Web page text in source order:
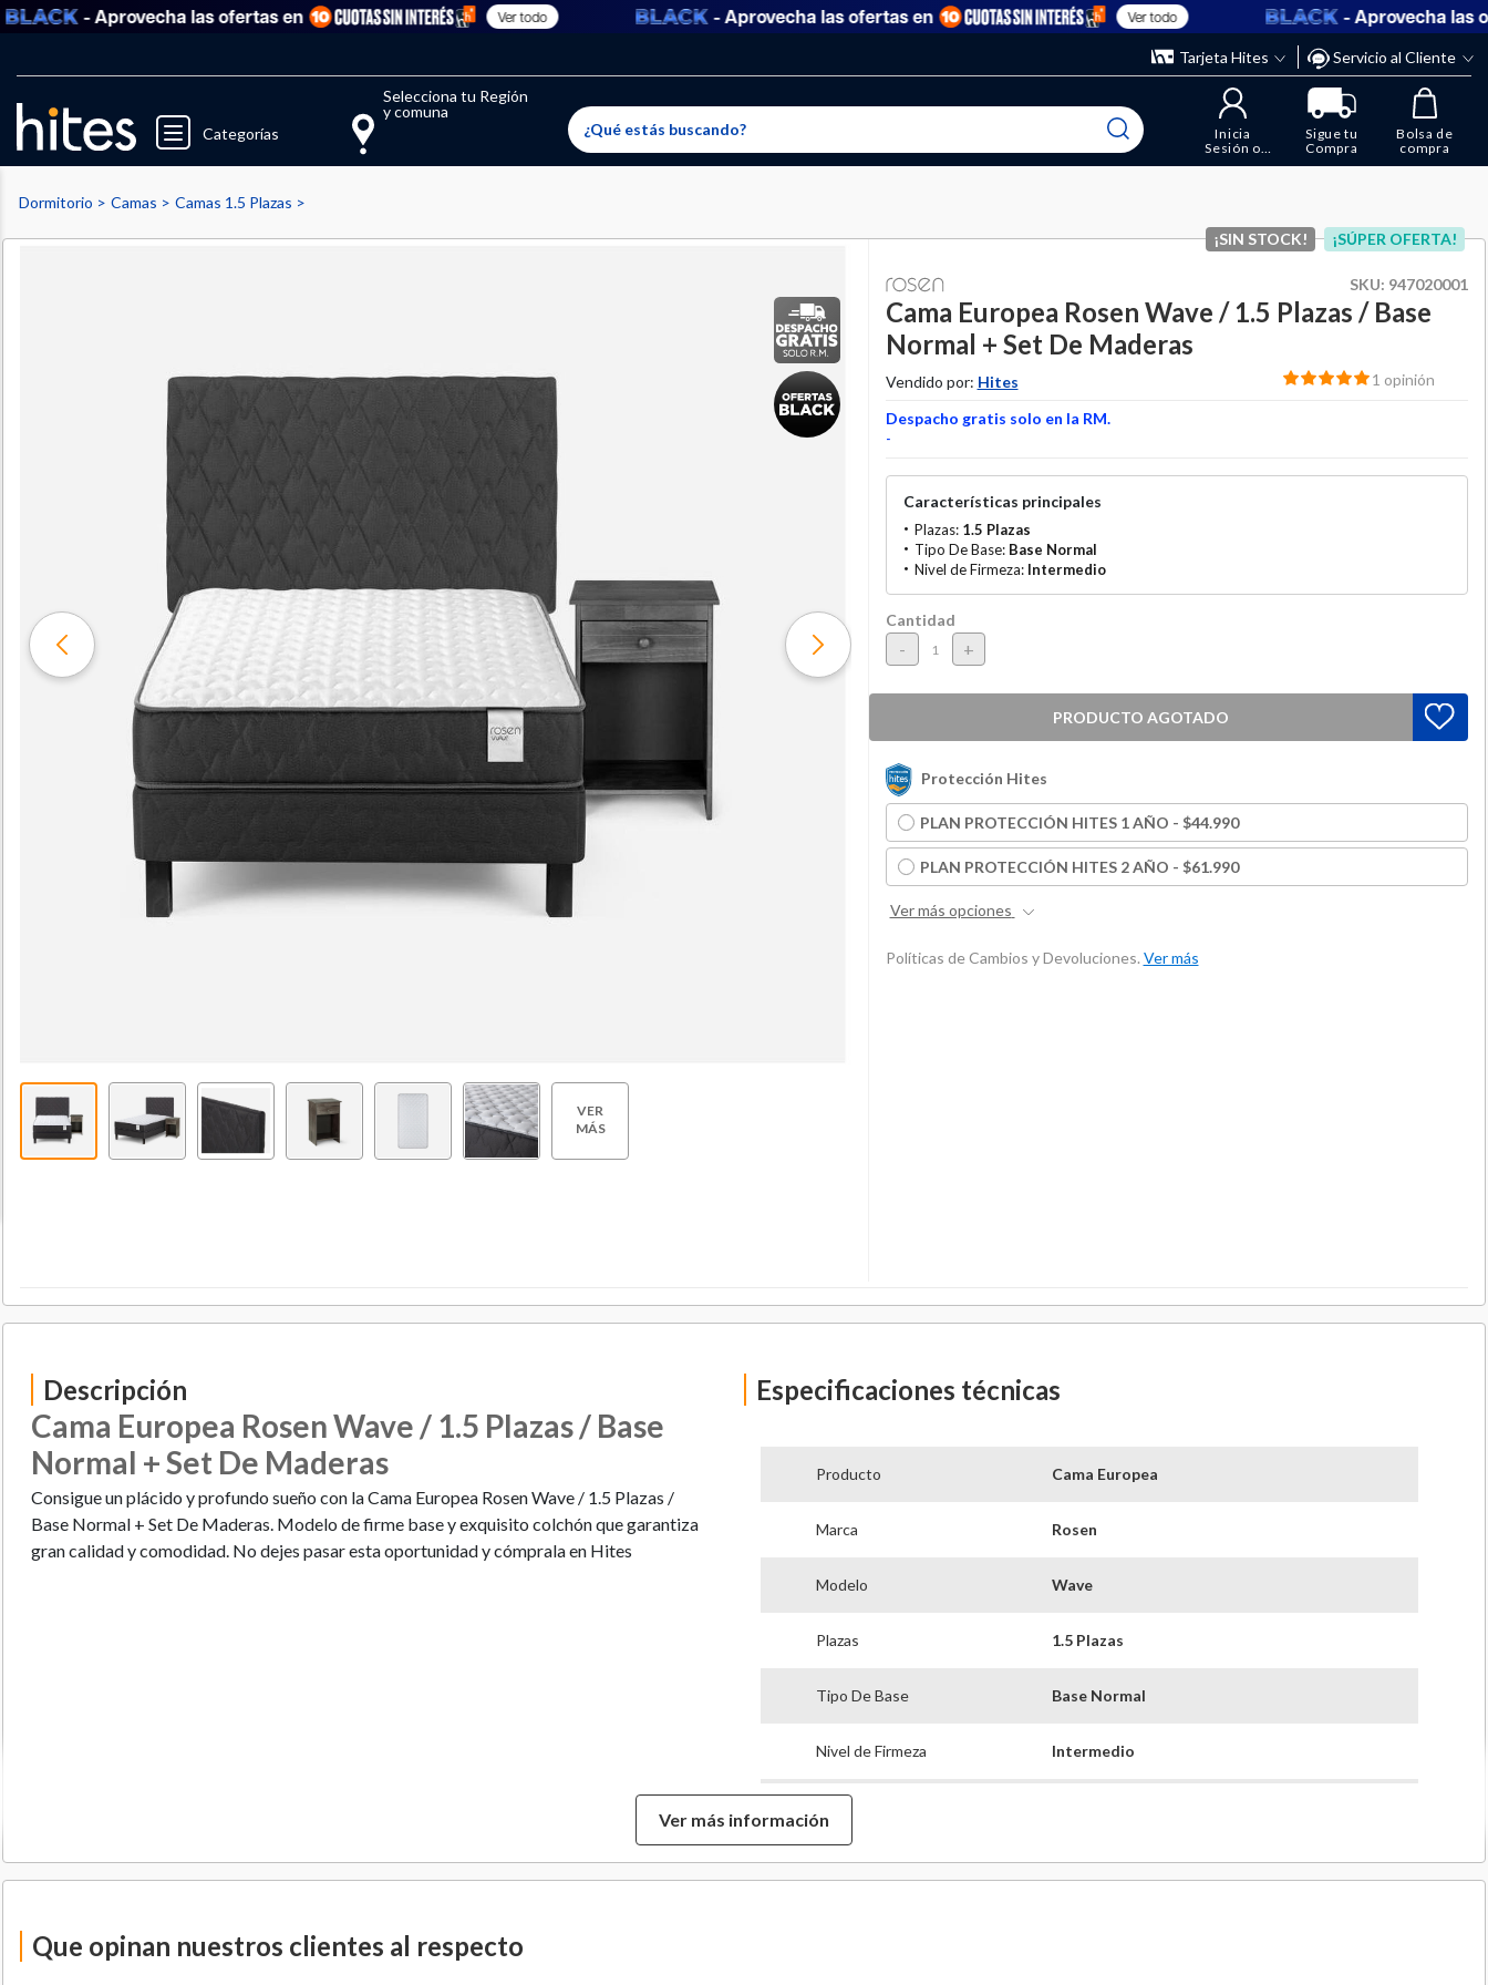
- Aprovecha las ofertas en Ver todo - Aprovecha las ofertas en Ver todo - Aprovecha las
Servicio al Cliente
Tarjeta Hites
Categorías
Selecciona tu Región
y comuna
Inicia
Sesión o
Regístrate
Sigue tu
Compra
Bolsa de
compra
El producto ha sido eliminado correctamente
El producto ha sido agregado a tu lista de favoritos correctamente
Llegaste al límite de productos favoritos permitidos, para agregar uno nuevo ingresa a “Mi cuenta” y elimina los que ya no necesitas.
Dormitorio Camas Camas 1.5 Plazas
VER
MÁS
¡SIN STOCK! ¡SÚPER OFERTA!
SKU: 947020001
Cama Europea Rosen Wave / 1.5 Plazas / Base
Normal + Set De Maderas
Vendido por: Hites 1 opinión
Despacho gratis solo en la RM.
-
Características principales
Plazas: 1.5 Plazas
Tipo De Base: Base Normal
Nivel de Firmeza: Intermedio
Cantidad
- +
PRODUCTO AGOTADO
Protección Hites
PLAN PROTECCIÓN HITES 1 AÑO - $44.990
PLAN PROTECCIÓN HITES 2 AÑO - $61.990
Ver más opciones
Políticas de Cambios y Devoluciones. Ver más
Descripción
Cama Europea Rosen Wave / 1.5 Plazas / Base
Normal + Set De Maderas
Consigue un plácido y profundo sueño con la Cama Europea Rosen Wave / 1.5 Plazas /
Base Normal + Set De Maderas. Modelo de firme base y exquisito colchón que garantiza
gran calidad y comodidad. No dejes pasar esta oportunidad y cómprala en Hites
Especificaciones técnicas
Producto Cama Europea
Marca Rosen
Modelo Wave
Plazas 1.5 Plazas
Tipo De Base Base Normal
Nivel de Firmeza Intermedio
Alto De Base 35 Cm
Ver más información
Que opinan nuestros clientes al respecto